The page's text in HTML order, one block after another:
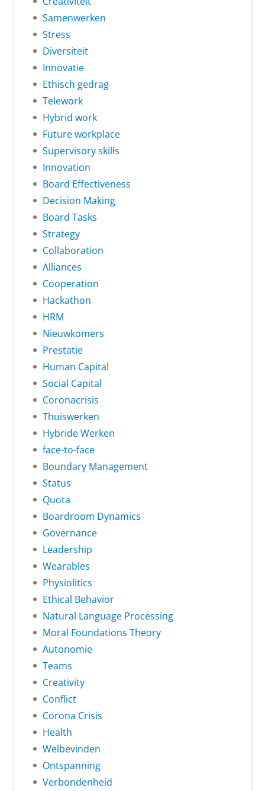
Samenwerken
Stress
Diversiteit
Innovatie
Ethisch gedrag
Telework
Hybrid work
Future workplace
Supervisory skills
Innovation
Board Effectiveness
Decision Making
Board Tasks
Strategy
Collaboration
Alliances
Cooperation
Hackathon
HRM
Nieuwkomers
Prestatie
Human Capital
Social Capital
Coronacrisis
Thuiswerken
Hybride Werken
face-to-face
Boundary Management
Status
Quota
Boardroom Dynamics
Governance
Leadership
Wearables
Physiolitics
Ethical Behavior
Natural Language Processing
Moral Foundations Theory
Autonomie
Teams
Creativity
Conflict
Corona Crisis
Health
Welbevinden
Ontspanning
Verbondenheid